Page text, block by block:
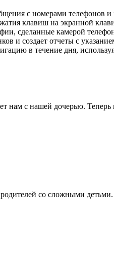
с номерами телефонов
клавиш на экранной
сделанные камерой
и создает отчеты с
в течение дня,
нам с нашей дочерью.
со сложными